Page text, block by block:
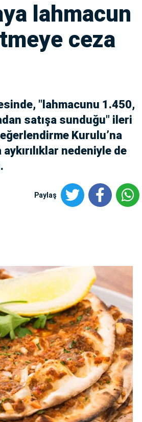
lahmacun
ceza
"lahmacunu 1.450,
satışa sunduğu" ileri
Kurulu’na
nedeniyle de
Paylaş